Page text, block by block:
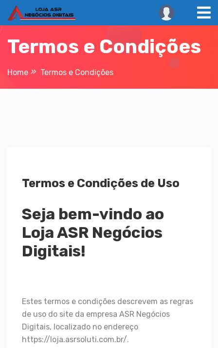
Termos e Condições
Home Termos e Condições
Termos e Condições de Uso
Seja bem-vindo ao
Loja ASR Negócios
Digitais!
Estes termos e condições descrevem as regras
de uso do site da empresa ASR Negócios
Digitais, localizado no endereço
https://loja.asrsoluti.com.br/.